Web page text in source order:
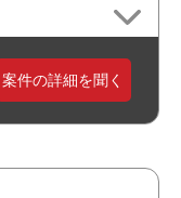
案件の詳細を聞く
す